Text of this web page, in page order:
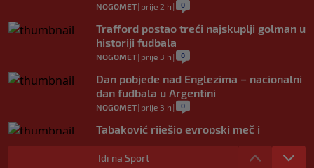
NOGOMET| prije 2 h | 0
Trafford postao treći najskuplji golman u
historiji fudbala
NOGOMET| prije 3 h | 0
Dan pobjede nad Englezima – nacionalni
dan fudbala u Argentini
NOGOMET| prije 3 h | 0
Tabaković riješio evropski meč i
Salzburgu donio pobjedu (VIDEO)
NOGOMET|6. aug.
Idi na Sport